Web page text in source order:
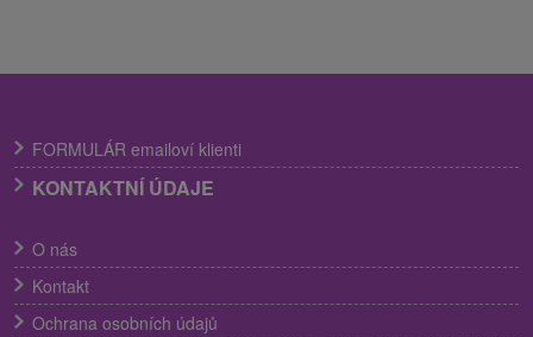
FORMULÁR emailoví klienti
KONTAKTNÍ ÚDAJE
O nás
Kontakt
Ochrana osobních údajů